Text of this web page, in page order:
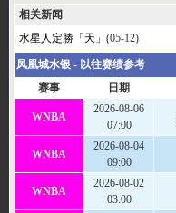
相关新闻
水星人定勝「天」 (05-12)
凤凰城水银 - 以往赛绩参考
赛事
日期
WNBA
2026-08-06
07:00
WNBA
2026-08-04
09:00
WNBA
2026-08-02
03:00